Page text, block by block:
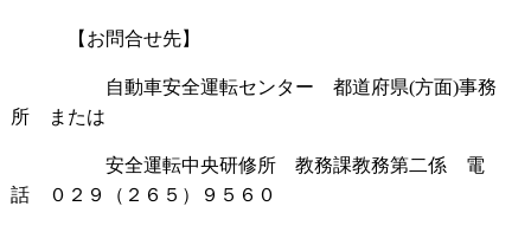
【お問合せ先】
自動車安全運転センター 都道府県(方面)事務
所 または
安全運転中央研修所 教務課教務第二係 電
話 ０２９（２６５）９５６０